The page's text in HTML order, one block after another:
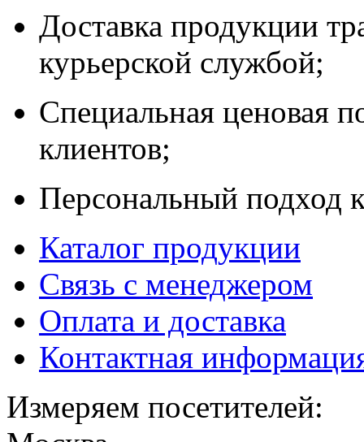
Доставка продукции
курьерской службой;
Специальная ценовая
клиентов;
Персональный подход
Каталог продукции
Связь с менеджером
Оплата и доставка
Контактная
Измеряем посетителей: